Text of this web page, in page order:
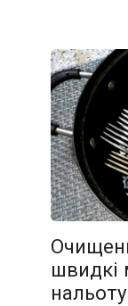
швидкі
нальоту